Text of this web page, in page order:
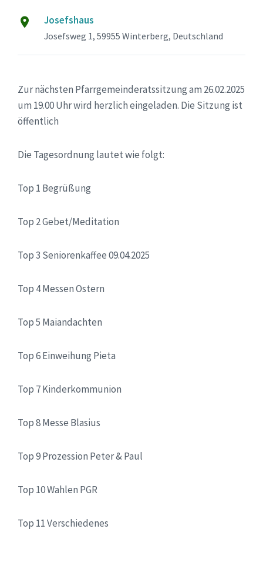
Josefshaus
Josefsweg 1, 59955 Winterberg, Deutschland
Zur nächsten Pfarrgemeinderatssitzung am 26.02.2025
um 19.00 Uhr wird herzlich eingeladen. Die Sitzung ist
öffentlich
Die Tagesordnung lautet wie folgt:
Top 1 Begrüßung
Top 2 Gebet/Meditation
Top 3 Seniorenkaffee 09.04.2025
Top 4 Messen Ostern
Top 5 Maiandachten
Top 6 Einweihung Pieta
Top 7 Kinderkommunion
Top 8 Messe Blasius
Top 9 Prozession Peter & Paul
Top 10 Wahlen PGR
Top 11 Verschiedenes